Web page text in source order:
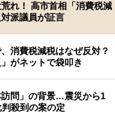
れ！ 高市首相「消費税減
派議員が証言
消費税減税はなぜ反対？
がネットで袋叩き
問」の背景…震災から1
殺到の案の定